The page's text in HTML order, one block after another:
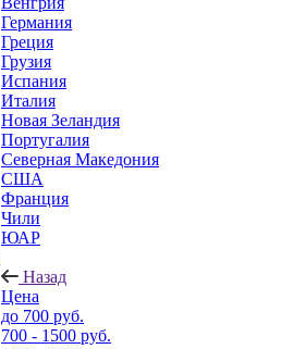
Германия
Греция
Грузия
Испания
Италия
Новая Зеландия
Португалия
Северная Македония
США
Франция
Чили
ЮАР
Назад
Цена
до 700 руб.
700 - 1500 руб.